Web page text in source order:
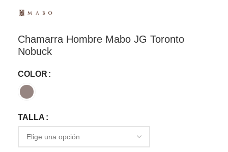
Chamarra Hombre Mabo JG Toronto
Nobuck
COLOR
TALLA